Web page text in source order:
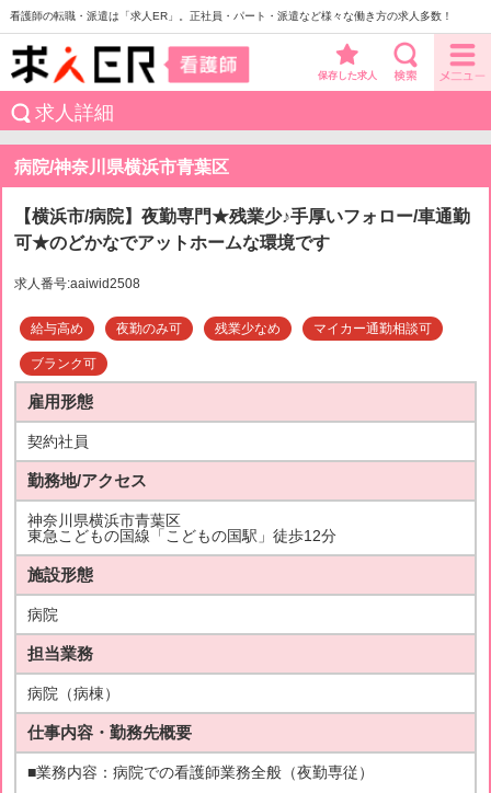
看護師の転職・派遣は「求人ER」。正社員・パート・派遣など様々な働き方の求人多数！
保存した求人
求人詳細
病院/神奈川県横浜市青葉区
【横浜市/病院】夜勤専門★残業少♪手厚いフォロー/車通勤
可★のどかなでアットホームな環境です
求人番号:aaiwid2508
給与高め 夜勤のみ可 残業少なめ マイカー通勤相談可
ブランク可
雇用形態
契約社員
勤務地/アクセス
神奈川県横浜市青葉区
東急こどもの国線「こどもの国駅」徒歩12分
施設形態
病院
担当業務
病院（病棟）
仕事内容・勤務先概要
■業務内容：病院での看護師業務全般（夜勤専従）